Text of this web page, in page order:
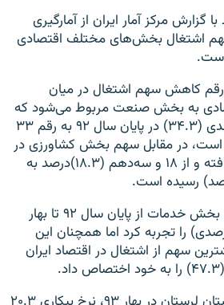
گزارش مرکز آمار ایران از آمارگیری
کار در بهار ۹۳،‌ سهم اشتغال بخش‌های مختلف اقتصادی
کاهش سهم اشتغال در میان
به بخش صنعت مربوط می‌شود که
از سهم بیش از ۳۴ درصدی (۳۴.۳) در پایان سال ۹۲ به رقم ۳۳
۹۳ رسیده است، در مقابل سهم بخش کشاورزی در
این دوره زمانی افزایش‌یافته و از ۱۸ و سه‌دهم (۱۸.۳)درصد به
با اینکه سهم اشتغال در بخش خدمات از پایان سال ۹۲ تا بهار
کاهشی جزئی(۰.۱ درصدی) را تجربه کرد اما همچنان این
سهم از اشتغال در اقتصاد ایران